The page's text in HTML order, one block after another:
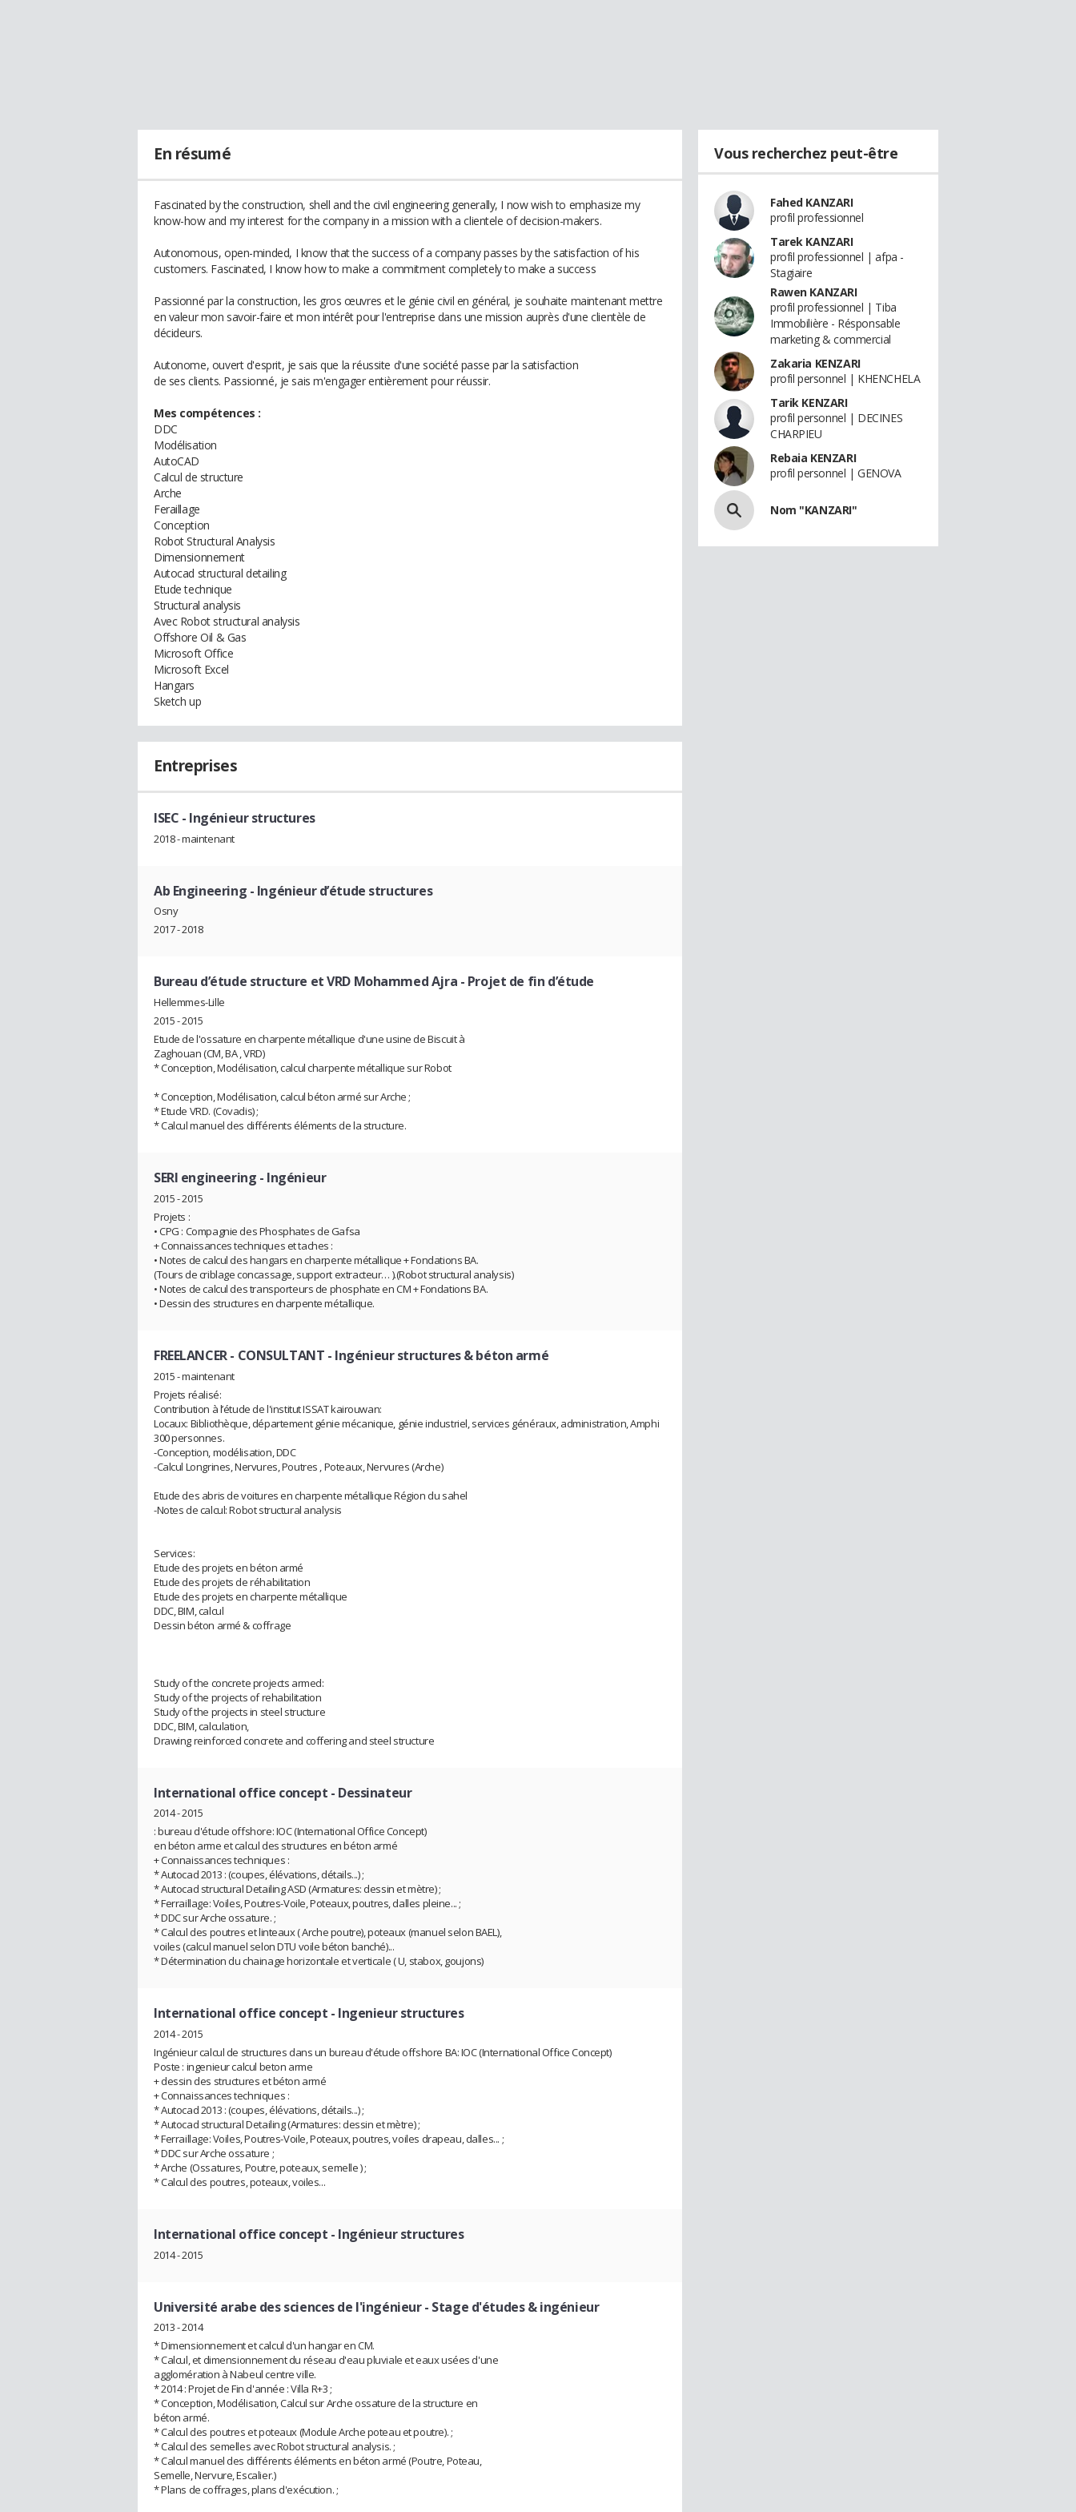
En résumé
Fascinated by the construction, shell and the civil engineering generally, I now wish to emphasize my
know-how and my interest for the company in a mission with a clientele of decision-makers.
Autonomous, open-minded, I know that the success of a company passes by the satisfaction of his
customers. Fascinated, I know how to make a commitment completely to make a success
Passionné par la construction, les gros œuvres et le génie civil en général, je souhaite maintenant mettre
en valeur mon savoir-faire et mon intérêt pour l'entreprise dans une mission auprès d'une clientèle de
décideurs.
Autonome, ouvert d'esprit, je sais que la réussite d'une société passe par la satisfaction
de ses clients. Passionné, je sais m'engager entièrement pour réussir.
Mes compétences :
DDC
Modélisation
AutoCAD
Calcul de structure
Arche
Feraillage
Conception
Robot Structural Analysis
Dimensionnement
Autocad structural detailing
Etude technique
Structural analysis
Avec Robot structural analysis
Offshore Oil & Gas
Microsoft Office
Microsoft Excel
Hangars
Sketch up
Entreprises
ISEC - Ingénieur structures
2018 - maintenant
Ab Engineering - Ingénieur d’étude structures
Osny
2017 - 2018
Bureau d’étude structure et VRD Mohammed Ajra - Projet de fin d’étude
Hellemmes-Lille
2015 - 2015
Etude de l'ossature en charpente métallique d'une usine de Biscuit à
Zaghouan (CM, BA , VRD)
* Conception, Modélisation, calcul charpente métallique sur Robot
* Conception, Modélisation, calcul béton armé sur Arche ;
* Etude VRD. (Covadis) ;
* Calcul manuel des différents éléments de la structure.
SERI engineering - Ingénieur
2015 - 2015
Projets :
• CPG : Compagnie des Phosphates de Gafsa
+ Connaissances techniques et taches :
• Notes de calcul des hangars en charpente métallique + Fondations BA.
(Tours de criblage concassage, support extracteur… ).(Robot structural analysis)
• Notes de calcul des transporteurs de phosphate en CM + Fondations BA.
• Dessin des structures en charpente métallique.
FREELANCER - CONSULTANT - Ingénieur structures & béton armé
2015 - maintenant
Projets réalisé:
Contribution à l’étude de l'institut ISSAT kairouwan:
Locaux: Bibliothèque, département génie mécanique, génie industriel, services généraux, administration, Amphi
300 personnes.
-Conception, modélisation, DDC
-Calcul Longrines, Nervures, Poutres , Poteaux, Nervures (Arche)
Etude des abris de voitures en charpente métallique Région du sahel
-Notes de calcul: Robot structural analysis
Services:
Etude des projets en béton armé
Etude des projets de réhabilitation
Etude des projets en charpente métallique
DDC, BIM, calcul
Dessin béton armé & coffrage
Study of the concrete projects armed:
Study of the projects of rehabilitation
Study of the projects in steel structure
DDC, BIM, calculation,
Drawing reinforced concrete and coffering and steel structure
International office concept - Dessinateur
2014 - 2015
: bureau d'étude offshore: IOC (International Office Concept)
en béton arme et calcul des structures en béton armé
+ Connaissances techniques :
* Autocad 2013 : (coupes, élévations, détails...) ;
* Autocad structural Detailing ASD (Armatures: dessin et mètre) ;
* Ferraillage: Voiles, Poutres-Voile, Poteaux, poutres, dalles pleine... ;
* DDC sur Arche ossature. ;
* Calcul des poutres et linteaux ( Arche poutre), poteaux (manuel selon BAEL),
voiles (calcul manuel selon DTU voile béton banché)...
* Détermination du chainage horizontale et verticale ( U, stabox, goujons)
International office concept - Ingenieur structures
2014 - 2015
Ingénieur calcul de structures dans un bureau d'étude offshore BA: IOC (International Office Concept)
Poste : ingenieur calcul beton arme
+ dessin des structures et béton armé
+ Connaissances techniques :
* Autocad 2013 : (coupes, élévations, détails...) ;
* Autocad structural Detailing (Armatures: dessin et mètre) ;
* Ferraillage: Voiles, Poutres-Voile, Poteaux, poutres, voiles drapeau, dalles... ;
* DDC sur Arche ossature ;
* Arche (Ossatures, Poutre, poteaux, semelle ) ;
* Calcul des poutres, poteaux, voiles...
International office concept - Ingénieur structures
2014 - 2015
Université arabe des sciences de l'ingénieur- Stage d'études & ingénieur
2013 - 2014
* Dimensionnement et calcul d'un hangar en CM.
* Calcul, et dimensionnement du réseau d'eau pluviale et eaux usées d'une
agglomération à Nabeul centre ville.
* 2014 : Projet de Fin d'année : Villa R+3 ;
* Conception, Modélisation, Calcul sur Arche ossature de la structure en
béton armé.
* Calcul des poutres et poteaux (Module Arche poteau et poutre). ;
* Calcul des semelles avec Robot structural analysis. ;
* Calcul manuel des différents éléments en béton armé (Poutre, Poteau,
Semelle, Nervure, Escalier.)
* Plans de coffrages, plans d'exécution. ;
Vous recherchez peut-être
Fahed KANZARI
profil professionnel
Tarek KANZARI
profil professionnel | afpa -
Stagiaire
Rawen KANZARI
profil professionnel | Tiba
Immobilière - Résponsable
marketing & commercial
Zakaria KENZARI
profil personnel | KHENCHELA
Tarik KENZARI
profil personnel | DECINES
CHARPIEU
Rebaia KENZARI
profil personnel | GENOVA
Nom "KANZARI"